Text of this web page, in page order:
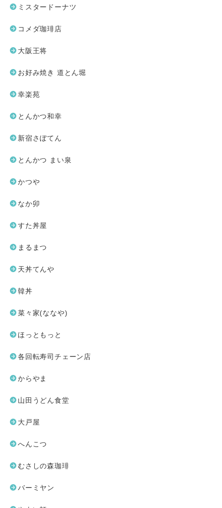
ミスタードーナツ
コメダ珈琲店
大阪王将
お好み焼き 道とん堀
幸楽苑
とんかつ和幸
新宿さぼてん
とんかつ まい泉
かつや
なか卯
すた丼屋
まるまつ
天丼てんや
韓丼
菜々家(ななや)
ほっともっと
各回転寿司チェーン店
からやま
山田うどん食堂
大戸屋
へんこつ
むさしの森珈琲
バーミヤン